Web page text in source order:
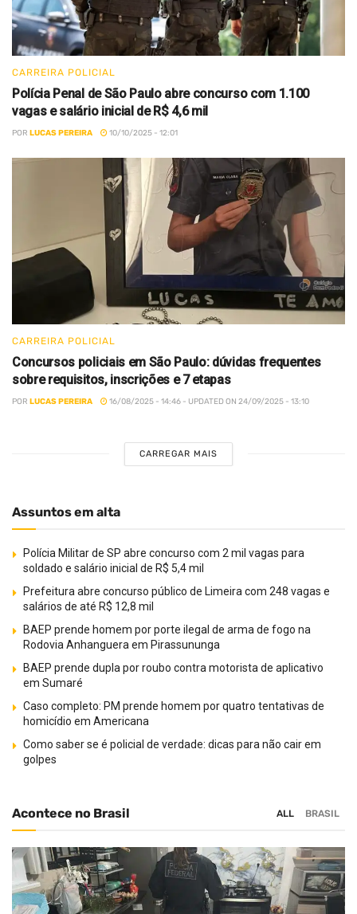
CARREIRA POLICIAL
Polícia Penal de São Paulo abre concurso com 1.100
vagas e salário inicial de R$ 4,6 mil
POR LUCAS PEREIRA 10/10/2025 - 12:01
CARREIRA POLICIAL
Concursos policiais em São Paulo: dúvidas frequentes
sobre requisitos, inscrições e 7 etapas
POR LUCAS PEREIRA 16/08/2025 - 14:46 - UPDATED ON 24/09/2025 - 13:10
CARREGAR MAIS
Assuntos em alta
Polícia Militar de SP abre concurso com 2 mil vagas para
soldado e salário inicial de R$ 5,4 mil
Prefeitura abre concurso público de Limeira com 248 vagas e
salários de até R$ 12,8 mil
BAEP prende homem por porte ilegal de arma de fogo na
Rodovia Anhanguera em Pirassununga
BAEP prende dupla por roubo contra motorista de aplicativo
em Sumaré
Caso completo: PM prende homem por quatro tentativas de
homicídio em Americana
Como saber se é policial de verdade: dicas para não cair em
golpes
Acontece no Brasil ALL BRASIL